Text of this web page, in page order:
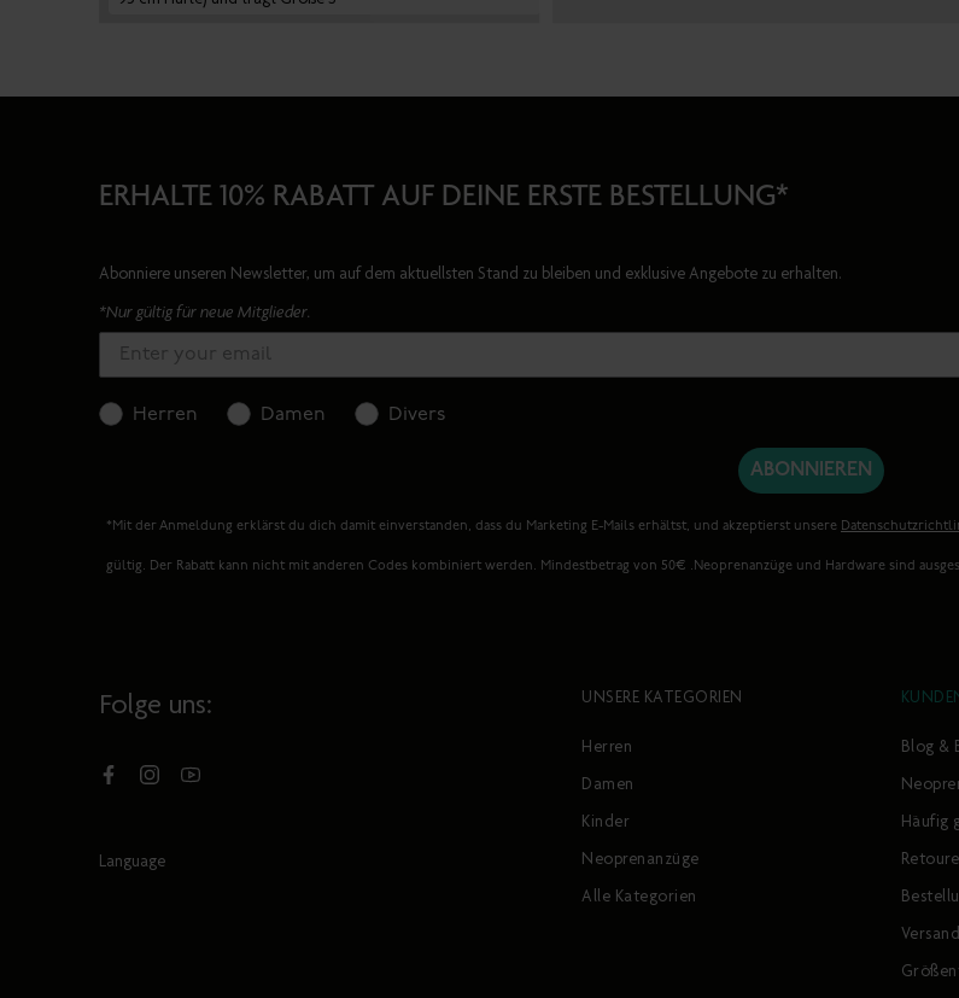
ERHALTE 10% RABATT AUF DEINE ERSTE BESTELLUNG*
Abonniere unseren Newsletter, um auf dem aktuellsten Stand zu bleiben und exklusive Angebote zu erhalten.
*Nur gültig für neue Mitglieder.
Herren Damen Divers
ABONNIEREN
*Mit der Anmeldung erklärst du dich damit einverstanden, dass du Marketing E-Mails erhältst, und akzeptierst unsere
gültig. Der Rabatt kann nicht mit anderen Codes kombiniert werden. Mindestbetrag von 50€ .Neoprenanzüge und Hardware sind
Folge uns:
Language
UNSERE KATEGORIEN
Herren
Damen
Kinder
Neoprenanzüge
Alle Kategorien
Blog &
Häufig